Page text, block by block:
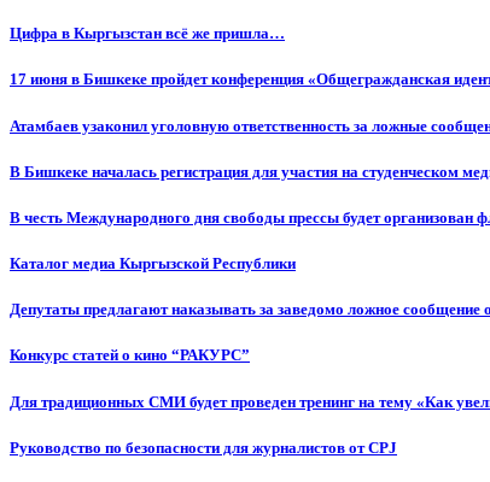
Цифра в Кыргызстан всё же пришла…
17 июня в Бишкеке пройдет конференция «Общегражданская
Атамбаев узаконил уголовную ответственность за ложные
В Бишкеке началась регистрация для участия на студенческом
В честь Международного дня свободы прессы будет организован
Каталог медиа Кыргызской Республики
Депутаты предлагают наказывать за заведомо ложное
Конкурс статей о кино “РАКУРС”
Для традиционных СМИ будет проведен тренинг на тему «Как
Руководство по безопасности для журналистов от CPJ